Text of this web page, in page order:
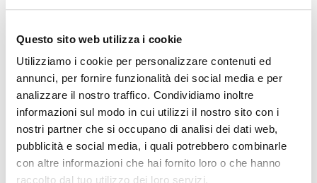
Questo sito web utilizza i cookie
Utilizziamo i cookie per personalizzare contenuti ed
annunci, per fornire funzionalità dei social media e per
analizzare il nostro traffico. Condividiamo inoltre
informazioni sul modo in cui utilizzi il nostro sito con i
nostri partner che si occupano di analisi dei dati web,
pubblicità e social media, i quali potrebbero combinarle
con altre informazioni che hai fornito loro o che hanno
raccolto dal tuo utilizzo dei loro servizi.
WHATMAN™ (Cytiva)
Diameter (mm)
Particle
retention in
liquid (μm)
2,5
Pack (u.)